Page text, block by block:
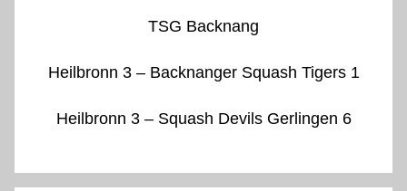
TSG Backnang
Heilbronn 3 – Backnanger Squash Tigers 1
Heilbronn 3 – Squash Devils Gerlingen 6